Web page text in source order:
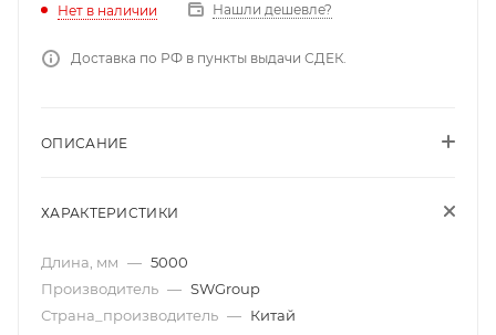
Нет в наличии Нашли дешевле?
Доставка по РФ в пункты выдачи СДЕК.
ОПИСАНИЕ
ХАРАКТЕРИСТИКИ
Длина, мм — 5000
Производитель — SWGroup
Страна_производитель — Китай